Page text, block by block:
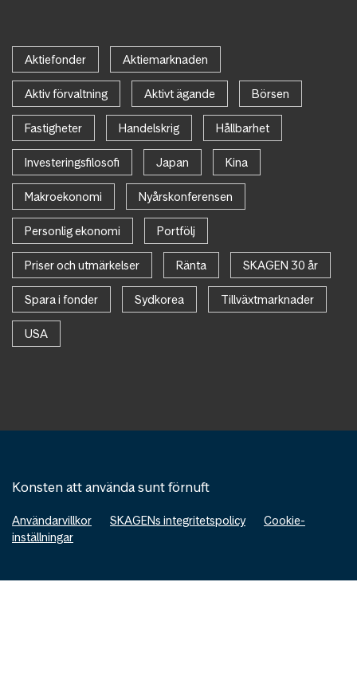
Aktiefonder Aktiemarknaden
Aktiv förvaltning Aktivt ägande Börsen
Fastigheter Handelskrig Hållbarhet
Investeringsfilosofi Japan Kina
Makroekonomi Nyårskonferensen
Personlig ekonomi Portfölj
Priser och utmärkelser Ränta SKAGEN 30 år
Spara i fonder Sydkorea Tillväxtmarknader
USA
Konsten att använda sunt förnuft
Användarvillkor SKAGENs integritetspolicy
Cookie-
inställningar